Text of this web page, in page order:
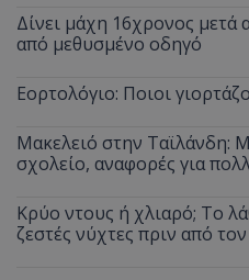
Δίνει μάχη 16χρονος
από μεθυσμένο οδηγό
Εορτολόγιο: Ποιοι
Μακελειό στην Ταϊλάνδη:
σχολείο, αναφορές για
Κρύο ντους ή χλιαρό; Το
ζεστές νύχτες πριν από